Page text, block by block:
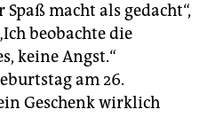
macht als gedacht“,
beobachte die
keine Angst.“
am 26.
Geschenk wirklich